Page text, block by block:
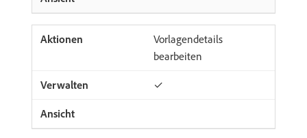
Vorlagendetails
bearbeiten
✓